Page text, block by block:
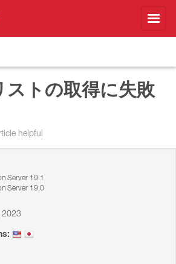
ストの取得に失敗
helpful
Server 19.1
Server 19.0
2023